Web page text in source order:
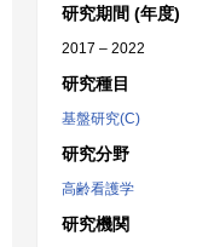
研究期間 (年度)
2017 – 2022
研究種目
基盤研究(C)
研究分野
高齢看護学
研究機関